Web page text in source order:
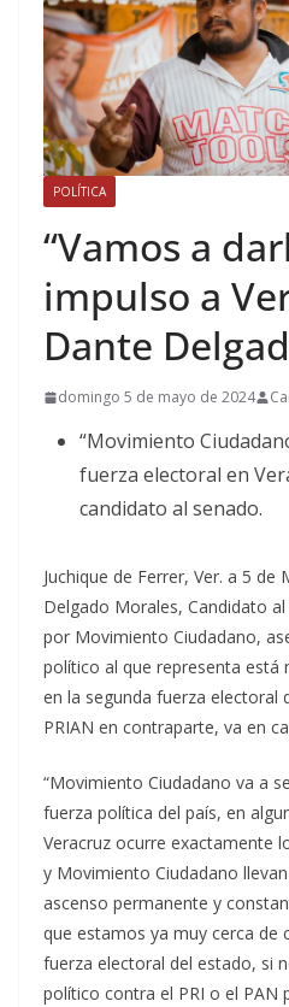
POLÍTICA
“Vamos a
impulso a
Dante
domingo 5 de mayo de 2024
“Movimiento
fuerza electoral en
candidato al senado.
Juchique de Ferrer, Ver. a 5 de
Delgado Morales, Candidato
por Movimiento Ciudadano,
político al que representa está
en la segunda fuerza electoral
PRIAN en contraparte, va en
“Movimiento Ciudadano va a
fuerza política del país, en
Veracruz ocurre exactamente
y Movimiento Ciudadano
ascenso permanente y
que estamos ya muy cerca de
fuerza electoral del estado, si
político contra el PRI o el PAN